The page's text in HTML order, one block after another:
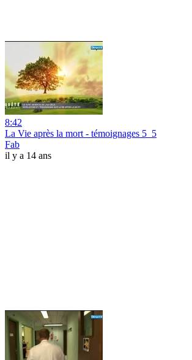
8:42
La Vie après la mort - témoignages 5_5
Fab
il y a 14 ans